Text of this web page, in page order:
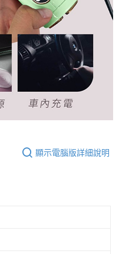
顯示電腦版詳細說明